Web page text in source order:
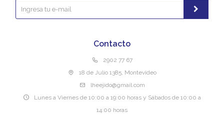
Contacto
2902 77 67
18 de Julio 1385, Montevideo
lheejido@gmail.com
Lunes a Viernes de 10:00 a 19:00 horas y Sábados de 10:00 a
14:00 horas